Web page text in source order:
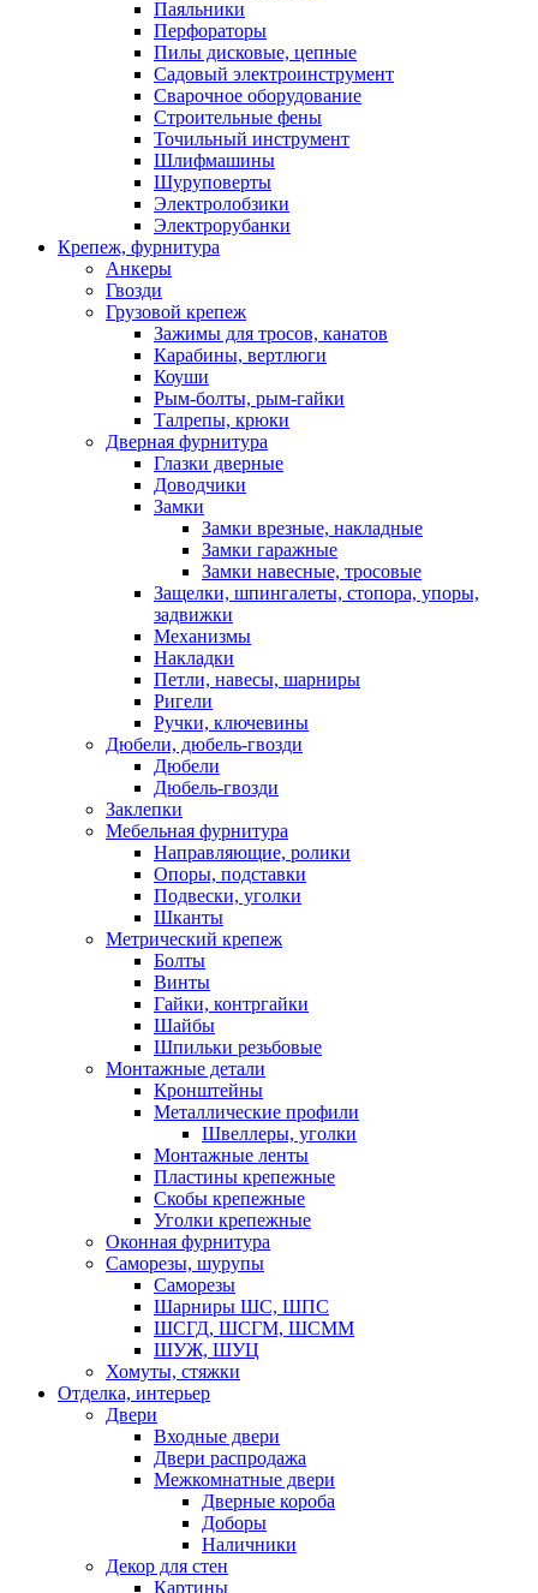
Паяльники
Перфораторы
Пилы дисковые, цепные
Садовый электроинструмент
Сварочное оборудование
Строительные фены
Точильный инструмент
Шлифмашины
Шуруповерты
Электролобзики
Электрорубанки
Крепеж, фурнитура
Анкеры
Гвозди
Грузовой крепеж
Зажимы для тросов, канатов
Карабины, вертлюги
Коуши
Рым-болты, рым-гайки
Талрепы, крюки
Дверная фурнитура
Глазки дверные
Доводчики
Замки
Замки врезные, накладные
Замки гаражные
Замки навесные, тросовые
Защелки, шпингалеты, стопора, упоры,
задвижки
Механизмы
Накладки
Петли, навесы, шарниры
Ригели
Ручки, ключевины
Дюбели, дюбель-гвозди
Дюбели
Дюбель-гвозди
Заклепки
Мебельная фурнитура
Направляющие, ролики
Опоры, подставки
Подвески, уголки
Шканты
Метрический крепеж
Болты
Винты
Гайки, контргайки
Шайбы
Шпильки резьбовые
Монтажные детали
Кронштейны
Металлические профили
Швеллеры, уголки
Монтажные ленты
Пластины крепежные
Скобы крепежные
Уголки крепежные
Оконная фурнитура
Саморезы, шурупы
Саморезы
Шарниры ШС, ШПС
ШСГД, ШСГМ, ШСММ
ШУЖ, ШУЦ
Хомуты, стяжки
Отделка, интерьер
Двери
Входные двери
Двери распродажа
Межкомнатные двери
Дверные короба
Доборы
Наличники
Декор для стен
Картины